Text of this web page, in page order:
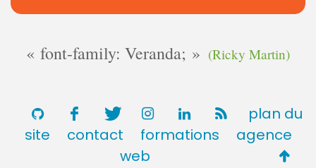
font-family: Veranda; (Ricky Martin)
plan du
site
contact formations
agence
web